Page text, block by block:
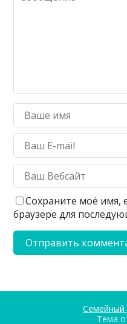
Сохраните моё имя,
браузере для
Семейный
Тема